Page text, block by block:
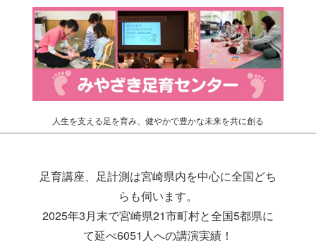
人生を支える足を育み、健やかで豊かな未来を共に創る
足育講座、足計測は宮崎県内を中心に全国どち
らも伺います。
2025年3月末で宮崎県21市町村と全国5都県に
て延べ6051人への講演実績！